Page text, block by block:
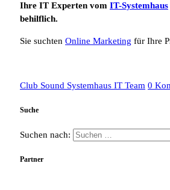
Ihre IT Experten vom IT-Systemhaus
behilflich.
Sie suchten Online Marketing für Ihre
Club Sound Systemhaus IT Team 0
Suche
Suchen nach:
Partner